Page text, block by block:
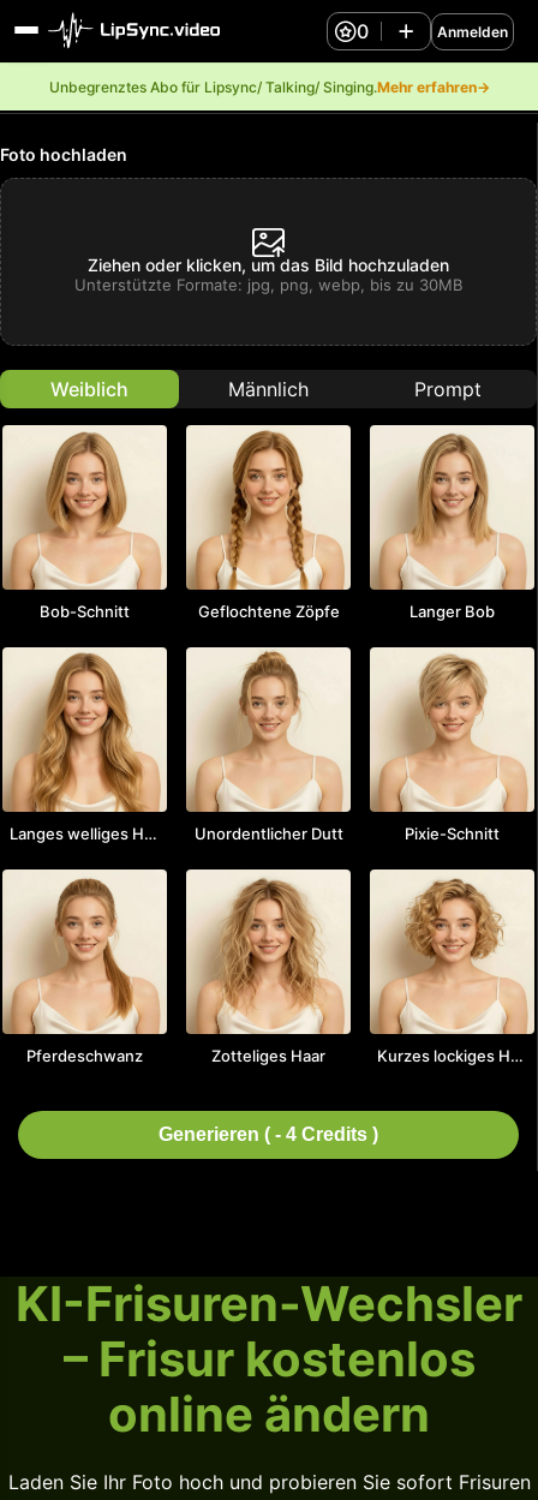
Unbegrenztes Abo für Lipsync/ Talking/ Singing.Mehr erfahren→
0 Anmelden
Foto hochladen
Ziehen oder klicken, um das Bild hochzuladen
Unterstützte Formate: jpg, png, webp, bis zu 30MB
Weiblich Männlich Prompt
Bob-Schnitt Geflochtene Zöpfe Langer Bob
Langes welliges Haar Unordentlicher Dutt Pixie-Schnitt
Pferdeschwanz Zotteliges Haar Kurzes lockiges Haar
Generieren ( - 4 Credits )
KI-Frisuren-Wechsler
– Frisur kostenlos
online ändern
Laden Sie Ihr Foto hoch und probieren Sie sofort Frisuren